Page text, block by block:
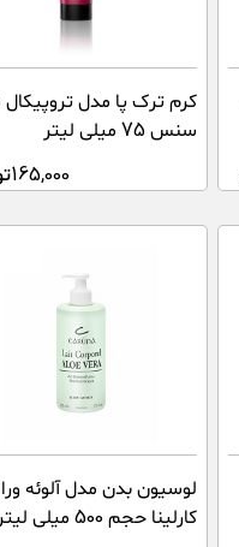
کرم ترک پا مدل
سنس 75 میلی لیتر
165,000
لوسیون بدن مدل آلوئه ورا
کارلینا حجم 500 میلی لیتر